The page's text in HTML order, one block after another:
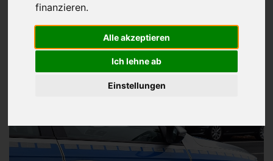
finanzieren.
Alle akzeptieren
Ich lehne ab
Einstellungen
Vorfahrt missachtet - eine Verletzte
Gaisbeuren
1 Verunglückte